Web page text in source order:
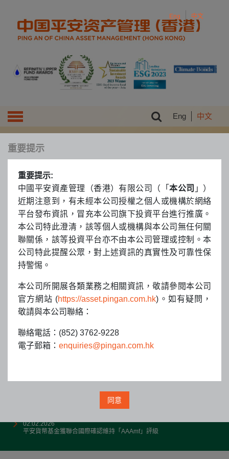
Eng 中文
Toggle navigation
平安資管（香港）榮獲《亞洲資產管理》2026年度ETF大獎兩項殊荣
02.02.2026
平安貨幣基金獲聯合國際確認維持「AAAmf」評級
重要提示
Eng 中文
重要提示:
中國平安資產管理（香港）有限公司（「本公司 」）
近期注意到，有未經本公司授權之個人或機構於網絡
平台發布資訊，冒充本公司旗下投資平台進行推廣。
本公司特此澄清，該等個人或機構與本公司無任何關
聯關係，該等投資平台亦不由本公司管理或控制。本
公司特此提醒公眾，對上述資訊的真實性及可靠性保
持警惕。
本公司所開展各類業務之相關資訊，敬請參閱本公司
官方網站 (https://asset.pingan.com.hk)。如有疑問，
敬請與本公司聯絡：
聯絡電話：(852) 3762-9228
電子郵箱： enquiries@pingan.com.hk
同意